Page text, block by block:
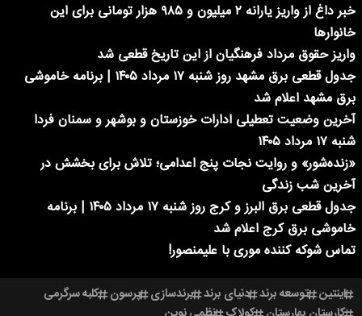
خبر داغ از واریز یارانه ۲ میلیون و ۹۸۵ هزار تومانی برای این
خانوارها
واریز حقوق مرداد فرهنگیان از این تاریخ قطعی شد
جدول قطعی برق مشهد روز شنبه ۱۷ مرداد ۱۴۰۵ | برنامه خاموشی
برق مشهد اعلام شد
آخرین وضعیت تعطیلی ادارات خوزستان و بوشهر و سمنان فردا
شنبه ۱۷ مرداد ۱۴۰۵
«زنده‌شور» و روایت نجات پنج اعدامی؛ تلاش برای بخشش در
آخرین شب زندگی
جدول قطعی برق البرز و کرج روز شنبه ۱۷ مرداد ۱۴۰۵ | برنامه
خاموشی برق کرج اعلام شد
تماس شوکه کننده موری با علیمنصور!
اینتین توسعه برند دنیای برند برندسازی پرسون کلبه سرگرمی